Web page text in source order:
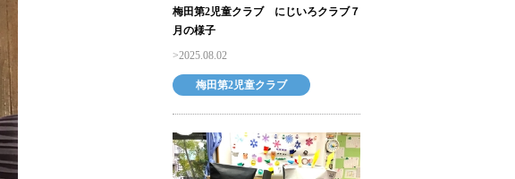
梅田第2児童クラブ にじいろクラブ７
月の様子
2025.08.02
梅田第2児童クラブ